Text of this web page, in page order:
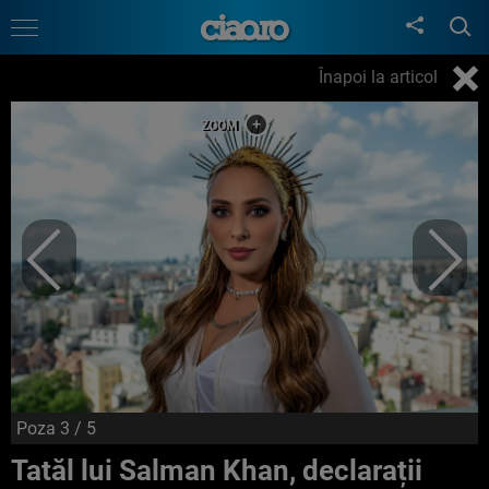
Înapoi la articol
Poza 3 / 5
Tatăl lui Salman Khan, declarații